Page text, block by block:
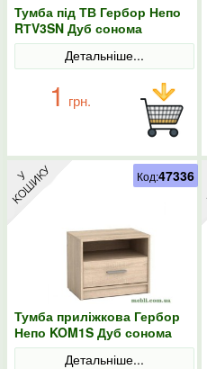
Тумба під ТВ Гербор Непо
RТV3SN Дуб сонома
Детальніше...
1 грн.
Тумба приліжкова Гербор
Непо KOM1S Дуб сонома
Детальніше...
Код:47336